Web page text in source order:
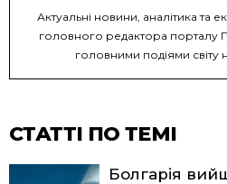
Актуальні новини, аналітика та
головного редактора порталу
головними подіями світу
СТАТТІ ПО ТЕМІ
Болгарія